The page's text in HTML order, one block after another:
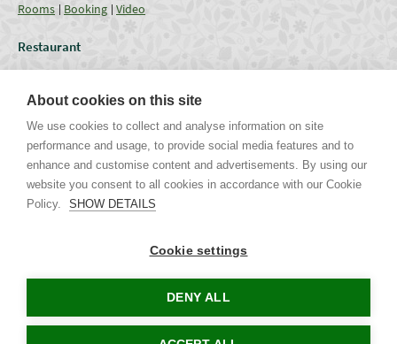
Rooms Booking Video
Restaurant
Lounges Capacities Equipment Weddings & Events Gallery
info@parkhotel-pruhonice.cz
Tours in Prague Accommodation Czech Republic Concerts in Prague
About cookies on this site
We use cookies to collect and analyse information on site
performance and usage, to provide social media features and to
enhance and customise content and advertisements. By using our
website you consent to all cookies in accordance with our Cookie
Policy.
SHOW DETAILS
Cookie settings
DENY ALL